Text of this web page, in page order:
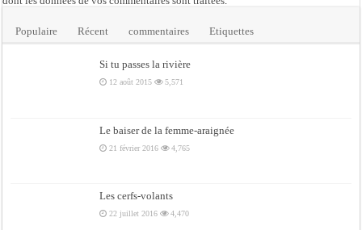
Populaire Récent commentaires Etiquettes
Si tu passes la rivière
12 août 2015 5,571
Le baiser de la femme-araignée
21 février 2016 4,765
Les cerfs-volants
22 juillet 2016 4,470